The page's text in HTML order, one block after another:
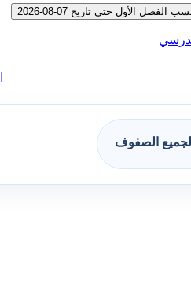
الأول حتى تاريخ 07-08-2026
الصفوف